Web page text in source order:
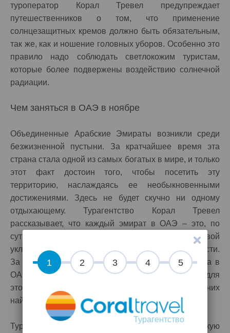
1 2 3 4 5
Турагентство
туроператор Корал Тревел предупреждает
путешественников о том, что применение
солнцезащитных кремов должно быть обязательным,
так же, как и ношение головных уборов. Особенно это
правило надо соблюдать светлокожим туристам,
которые более подвержены воздействию солнечной
радиации.
Чем заняться в ОАЭ в ноябре
Объединенные Арабские Эмираты возникли среди
безжизненной пустыни. За кратчайшее время эта
страна стала одной из самых богатых в мире, и только
этот факт достоин того, чтобы посетить эту
территорию, наслаждаясь ее необыкновенными
достижениями. Здесь не будет скучно ни одному
отдыхающему. Турагентство Корал Тревел
рассказывает, что каждый эмират в ОАЭ – это, по
сути, отдельная страна, имеющая свои законы, свой
уклад жизни, традиции и национальные особенности.
За те несколько дней, пока будет длиться поездка в
ОАЭ, осмотреть всю страну просто невозможно, для
этого надо сделать несколько туров, и в каждом из них
найдется, чем удивить любого путешественника.
Турагентство Корал Тревел составит туристам такую